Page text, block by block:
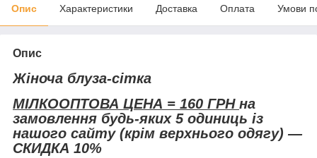
Опис Характеристики Доставка Оплата Умови
Опис
Жіноча блуза-сітка
МІЛКООПТОВА ЦЕНА = 160 ГРН на
замовлення будь-яких 5 одиниць із
нашого сайту (крім верхнього одягу) —
СКИДКА 10%